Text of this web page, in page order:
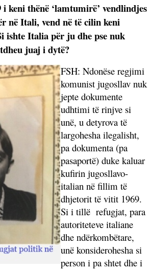
keni thënë ‘lamtumirë’ vendlindjes
në Itali, vend në të cilin keni
ishte Italia për ju dhe pse nuk
juaj i dytë?
FSH: Ndonëse regjimi
komunist jugosllav nuk
jepte dokumente
udhtimi të rinjve si
unë, u detyrova të
largohesha ilegalisht,
pa dokumenta (pa
pasaportë) duke kaluar
kufirin jugosllavo-
italian në fillim të
dhjetorit të vitit 1969.
Si i tillë refugjat, para
autoriteteve italiane
dhe ndërkombëtare,
unë konsiderohesha si
person i pa shtet dhe i